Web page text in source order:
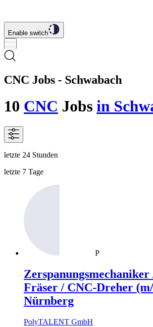
Enable switch
CNC Jobs - Schwabach
10 CNC Jobs in
letzte 24 Stunden
letzte 7 Tage
P
Fräser / CNC-Dreher
Nürnberg
PolyTALENT GmbH